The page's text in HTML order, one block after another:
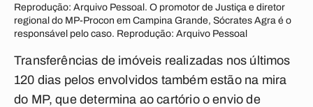
Reprodução: Arquivo Pessoal. O promotor de Justiça e diretor
regional do MP-Procon em Campina Grande, Sócrates Agra é o
responsável pelo caso. Reprodução: Arquivo Pessoal
Transferências de imóveis realizadas nos últimos
120 dias pelos envolvidos também estão na mira
do MP, que determina ao cartório o envio de